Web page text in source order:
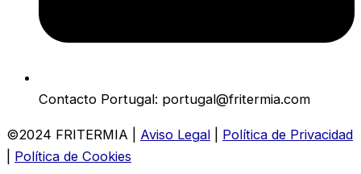
Contacto Portugal: portugal@fritermia.com
©2024 FRITERMIA | Aviso Legal
Política de Privacidad
Política de Cookies